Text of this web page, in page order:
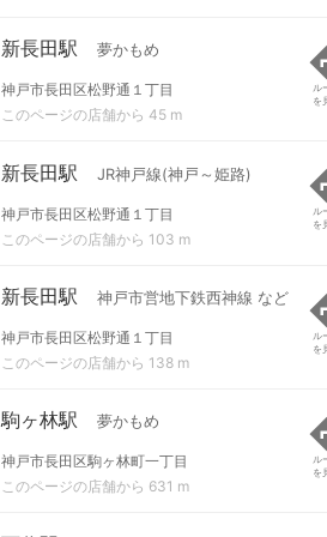
新長田駅 夢かもめ
神戸市長田区松野通１丁目
このページの店舗から 45 m
ル
を
新長田駅 JR神戸線(神戸～姫路)
神戸市長田区松野通１丁目
このページの店舗から 103 m
ル
を
新長田駅 神戸市営地下鉄西神線 など
神戸市長田区松野通１丁目
このページの店舗から 138 m
ル
を
駒ヶ林駅 夢かもめ
神戸市長田区駒ヶ林町一丁目
このページの店舗から 631 m
ル
を